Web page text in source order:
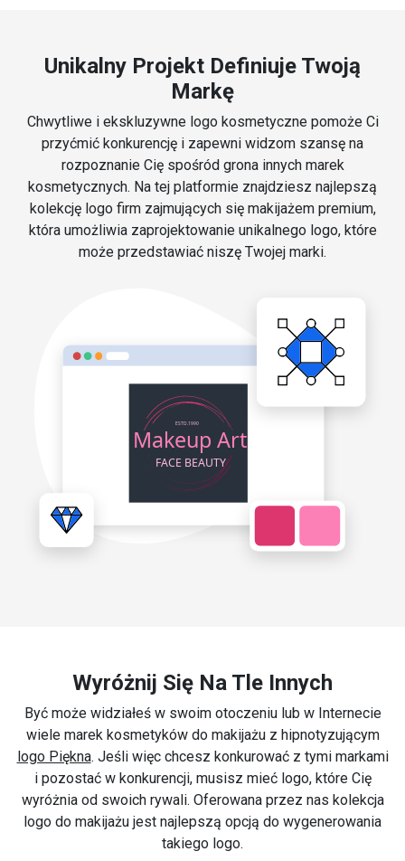
Unikalny Projekt Definiuje Twoją
Markę
Chwytliwe i ekskluzywne logo kosmetyczne pomoże Ci
przyćmić konkurencję i zapewni widzom szansę na
rozpoznanie Cię spośród grona innych marek
kosmetycznych. Na tej platformie znajdziesz najlepszą
kolekcję logo firm zajmujących się makijażem premium,
która umożliwia zaprojektowanie unikalnego logo, które
może przedstawiać niszę Twojej marki.
Wyróżnij Się Na Tle Innych
Być może widziałeś w swoim otoczeniu lub w Internecie
wiele marek kosmetyków do makijażu z hipnotyzującym
logo Piękna. Jeśli więc chcesz konkurować z tymi markami
i pozostać w konkurencji, musisz mieć logo, które Cię
wyróżnia od swoich rywali. Oferowana przez nas kolekcja
logo do makijażu jest najlepszą opcją do wygenerowania
takiego logo.